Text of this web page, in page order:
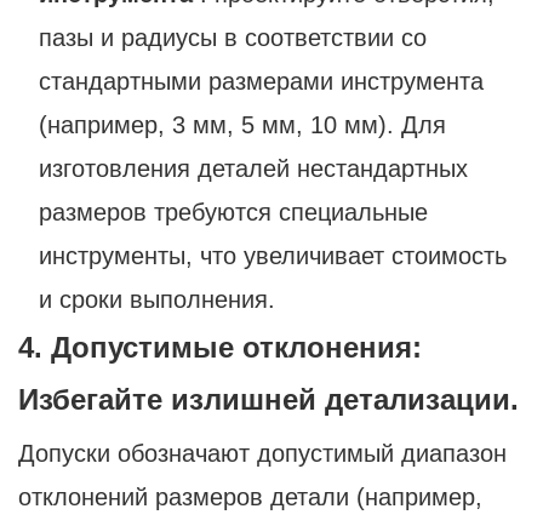
пазы и радиусы в соответствии со
стандартными размерами инструмента
(например, 3 мм, 5 мм, 10 мм). Для
изготовления деталей нестандартных
размеров требуются специальные
инструменты, что увеличивает стоимость
и сроки выполнения.
4. Допустимые отклонения:
Избегайте излишней детализации.
Допуски обозначают допустимый диапазон
отклонений размеров детали (например,